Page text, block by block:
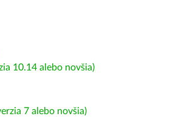
10.14 alebo novšia)
7 alebo novšia)